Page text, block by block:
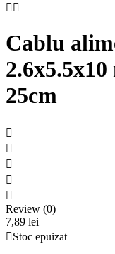
 
Cablu
25cm





Review (0)
7,89 lei
Stoc epuizat